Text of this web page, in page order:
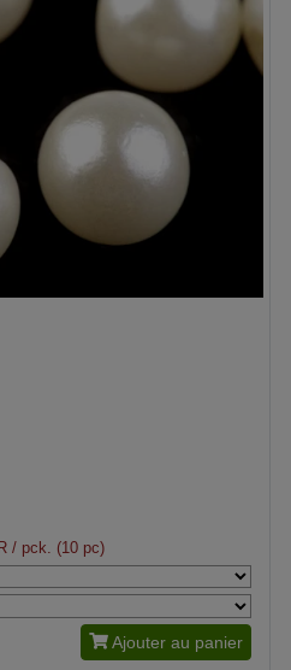
/ pck. (10 pc)
Ajouter au panier